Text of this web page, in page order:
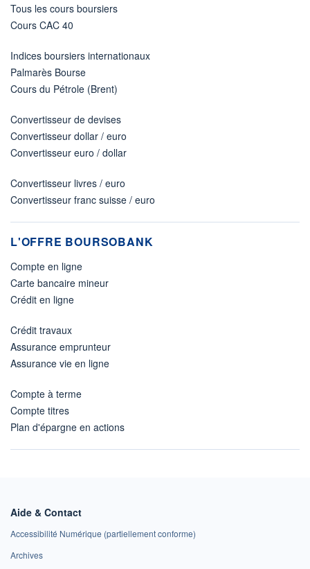
Tous les cours boursiers
Cours CAC 40
Indices boursiers internationaux
Palmarès Bourse
Cours du Pétrole (Brent)
Convertisseur de devises
Convertisseur dollar / euro
Convertisseur euro / dollar
Convertisseur livres / euro
Convertisseur franc suisse / euro
L'OFFRE BOURSOBANK
Compte en ligne
Carte bancaire mineur
Crédit en ligne
Crédit travaux
Assurance emprunteur
Assurance vie en ligne
Compte à terme
Compte titres
Plan d'épargne en actions
Aide & Contact
Accessibilité Numérique (partiellement conforme)
Archives